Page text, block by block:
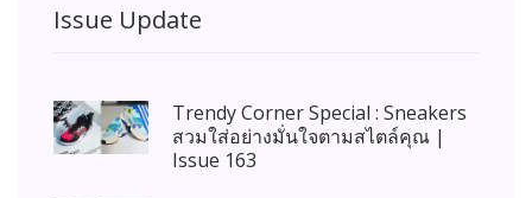
Issue Update
Trendy Corner Special : Sneakers
สวมใส่อย่างมั่นใจตามสไตล์คุณ |
Issue 163